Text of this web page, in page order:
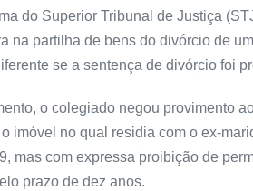
do Superior Tribunal de Justiça
na partilha de bens do divórcio de
se a sentença de divórcio foi
o colegiado negou provimento
imóvel no qual residia com o ex-
mas com expressa proibição de
prazo de dez anos.